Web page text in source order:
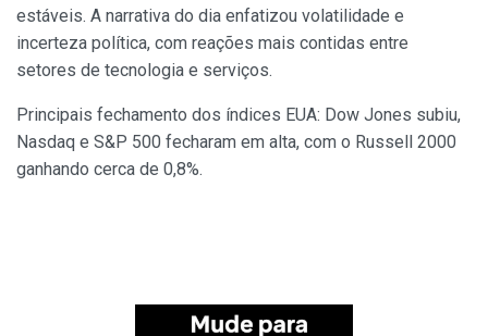
estáveis. A narrativa do dia enfatizou volatilidade e
incerteza política, com reações mais contidas entre
setores de tecnologia e serviços.
Principais fechamento dos índices EUA: Dow Jones subiu,
Nasdaq e S&P 500 fecharam em alta, com o Russell 2000
ganhando cerca de 0,8%.